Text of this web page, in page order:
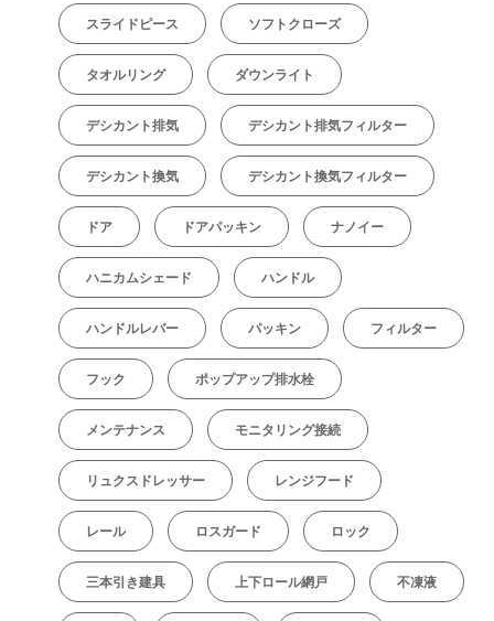
スライドピース ソフトクローズ
タオルリング ダウンライト
デシカント排気 デシカント排気フィルター
デシカント換気 デシカント換気フィルター
ドア ドアパッキン ナノイー
ハニカムシェード ハンドル
ハンドルレバー パッキン フィルター
フック ポップアップ排水栓
メンテナンス モニタリング接続
リュクスドレッサー レンジフード
レール ロスガード ロック
三本引き建具 上下ロール網戸 不凍液